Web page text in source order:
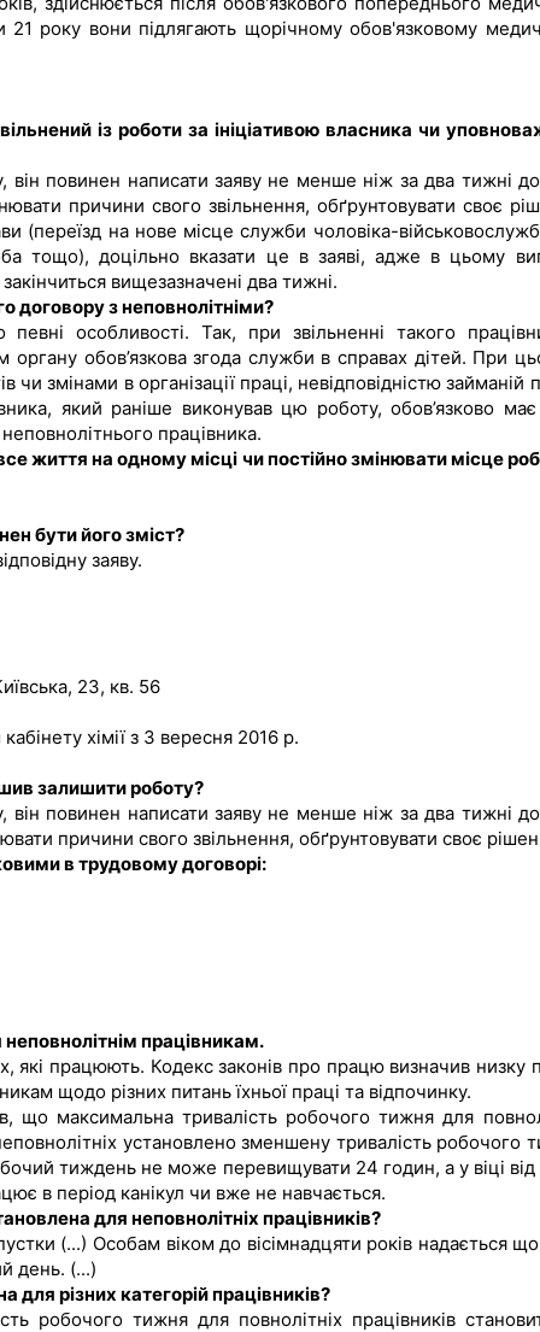
року вони підлягають щорічному обов'язковому
із роботи за ініціативою власника чи
повинен написати заяву не менше ніж за два тижні
причини свого звільнення, обґрунтовувати своє
(переїзд на нове місце служби чоловіка-
тощо), доцільно вказати це в заяві, адже в цьому
вищезазначені два тижні.
договору з неповнолітніми?
певні особливості. Так, при звільненні такого
органу обов’язкова згода служби в справах дітей. При
чи змінами в організації праці, невідповідністю займаній
який раніше виконував цю роботу, обов’язково
працівника.
на одному місці чи постійно змінювати місце
бути його зміст?
заяву.
23, кв. 56
хімії з 3 вересня 2016 р.
залишити роботу?
повинен написати заяву не менше ніж за два тижні
причини свого звільнення, обґрунтовувати своє
в трудовому договорі:
неповнолітнім працівникам.
які працюють. Кодекс законів про працю визначив низку
щодо різних питань їхньої праці та відпочинку.
що максимальна тривалість робочого тижня для
установлено зменшену тривалість робочого
тиждень не може перевищувати 24 годин, а у віці
в період канікул чи вже не навчається.
для неповнолітніх працівників?
(...) Особам віком до вісімнадцяти років надається
день. (...)
для різних категорій працівників?
робочого тижня для повнолітніх працівників